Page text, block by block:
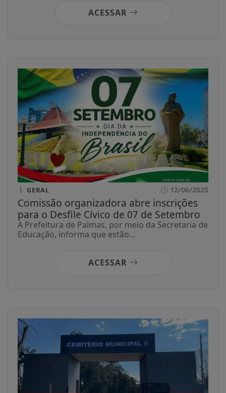
ACESSAR
GERAL 12/06/2025
Comissão organizadora abre inscrições
para o Desfile Cívico de 07 de Setembro
A Prefeitura de Palmas, por meio da Secretaria de
Educação, informa que estão...
ACESSAR